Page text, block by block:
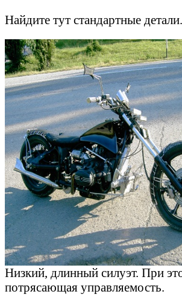
Найдите тут стандартные детали.
Низкий, длинный силуэт. При
потрясающая управляемость.